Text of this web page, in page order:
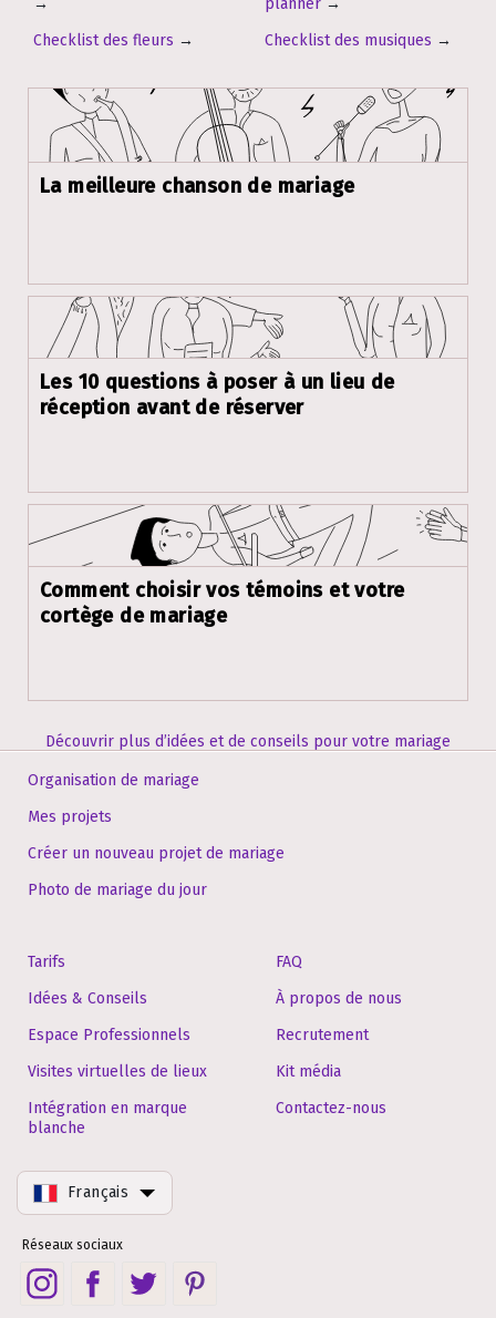
→
planner →
Checklist des fleurs → Checklist des musiques →
La meilleure chanson de mariage
Les 10 questions à poser à un lieu de
réception avant de réserver
Comment choisir vos témoins et votre
cortège de mariage
Découvrir plus d’idées et de conseils pour votre mariage
Organisation de mariage
Mes projets
Créer un nouveau projet de mariage
Photo de mariage du jour
Tarifs
Idées & Conseils
Espace Professionnels
Visites virtuelles de lieux
Intégration en marque
blanche
FAQ
À propos de nous
Recrutement
Kit média
Contactez-nous
Français
Réseaux sociaux